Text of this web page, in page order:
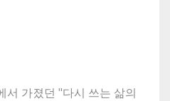
서 가졌던 "다시 쓰는 삶의